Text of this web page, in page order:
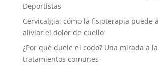
Deportistas
Cervicalgia: cómo la fisioterapia puede
aliviar el dolor de cuello
¿Por qué duele el codo? Una mirada a
tratamientos comunes